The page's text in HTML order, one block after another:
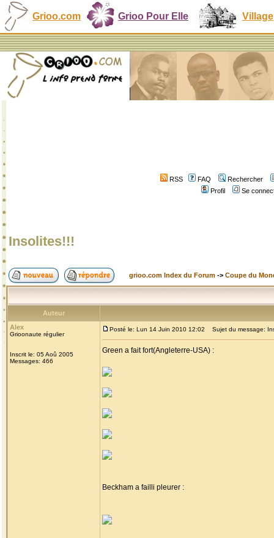
Grioo.com Grioo Pour Elle Village
RSS FAQ
Rechercher
Profil
Se
Insolites!!!
grioo.com Index du Forum -> Coupe du
Auteur
Alex
Grioonaute régulier
Inscrit le: 05 Aoû 2005
Messages: 466
Posté le: Lun 14 Juin 2010 12:02 Sujet du message:
Green a fait fort(Angleterre-USA) :
Beckham a failli pleurer :